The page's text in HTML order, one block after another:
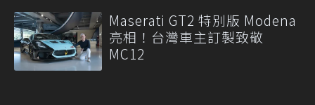
Maserati GT2 特別版 Modena
亮相！台灣車主訂製致敬
MC12